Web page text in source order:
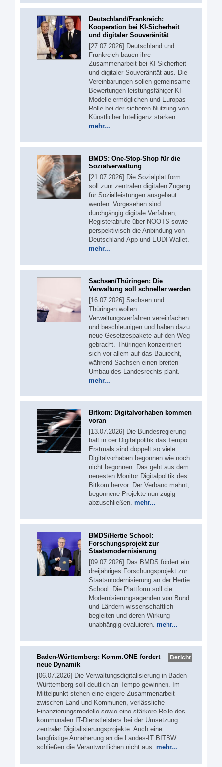
Deutschland/Frankreich:
Kooperation bei KI-Sicherheit
und digitaler Souveränität
[27.07.2026] Deutschland und
Frankreich bauen ihre
Zusammenarbeit bei KI-Sicherheit
und digitaler Souveränität aus. Die
Vereinbarungen sollen gemeinsame
Bewertungen leistungsfähiger KI-
Modelle ermöglichen und Europas
Rolle bei der sicheren Nutzung von
Künstlicher Intelligenz stärken.
mehr...
BMDS: One-Stop-Shop für die
Sozialverwaltung
[21.07.2026] Die Sozialplattform
soll zum zentralen digitalen Zugang
für Sozialleistungen ausgebaut
werden. Vorgesehen sind
durchgängig digitale Verfahren,
Registerabrufe über NOOTS sowie
perspektivisch die Anbindung von
Deutschland-App und EUDI-Wallet.
mehr...
Sachsen/Thüringen: Die
Verwaltung soll schneller werden
[16.07.2026] Sachsen und
Thüringen wollen
Verwaltungsverfahren vereinfachen
und beschleunigen und haben dazu
neue Gesetzespakete auf den Weg
gebracht. Thüringen konzentriert
sich vor allem auf das Baurecht,
während Sachsen einen breiten
Umbau des Landesrechts plant.
mehr...
Bitkom: Digitalvorhaben kommen
voran
[13.07.2026] Die Bundesregierung
hält in der Digitalpolitik das Tempo:
Erstmals sind doppelt so viele
Digitalvorhaben begonnen wie noch
nicht begonnen. Das geht aus dem
neuesten Monitor Digitalpolitik des
Bitkom hervor. Der Verband mahnt,
begonnene Projekte nun zügig
abzuschließen. mehr...
BMDS/Hertie School:
Forschungsprojekt zur
Staatsmodernisierung
[09.07.2026] Das BMDS fördert ein
dreijähriges Forschungsprojekt zur
Staatsmodernisierung an der Hertie
School. Die Plattform soll die
Modernisierungsagenden von Bund
und Ländern wissenschaftlich
begleiten und deren Wirkung
unabhängig evaluieren. mehr...
Bericht
Baden-Württemberg: Komm.ONE fordert
neue Dynamik
[06.07.2026] Die Verwaltungsdigitalisierung in Baden-
Württemberg soll deutlich an Tempo gewinnen. Im
Mittelpunkt stehen eine engere Zusammenarbeit
zwischen Land und Kommunen, verlässliche
Finanzierungsmodelle sowie eine stärkere Rolle des
kommunalen IT-Dienstleisters bei der Umsetzung
zentraler Digitalisierungsprojekte. Auch eine
langfristige Annäherung an die Landes-IT BITBW
schließen die Verantwortlichen nicht aus. mehr...